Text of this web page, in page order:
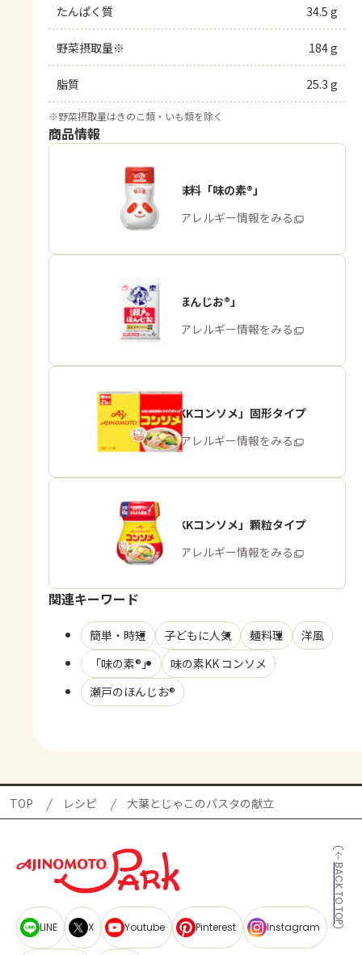
たんぱく質 34.5 g
野菜摂取量※ 184 g
脂質 25.3 g
※野菜摂取量はきのこ類・いも類を除く
商品情報
うま味調味料「味の素®」
商品・アレルギー情報をみる
「瀬戸のほんじお®」
商品・アレルギー情報をみる
「味の素KKコンソメ」固形タイプ
商品・アレルギー情報をみる
「味の素KKコンソメ」顆粒タイプ
商品・アレルギー情報をみる
関連キーワード
簡単・時短 子どもに人気 麺料理
洋風
「味の素®」
味の素KK コンソメ
瀬戸のほんじお®
TOP レシピ 大葉とじゃこのパスタの献立
BACK TO TOP
LINE X Youtube Pinterest Instagram